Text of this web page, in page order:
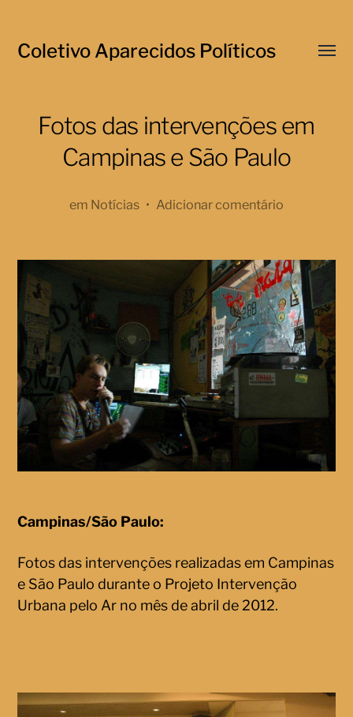
Coletivo Aparecidos Políticos
Menu
Fotos das intervenções em
Campinas e São Paulo
em Notícias • Adicionar comentário
Campinas/São Paulo:
Fotos das intervenções realizadas em Campinas
e São Paulo durante o Projeto Intervenção
Urbana pelo Ar no mês de abril de 2012.